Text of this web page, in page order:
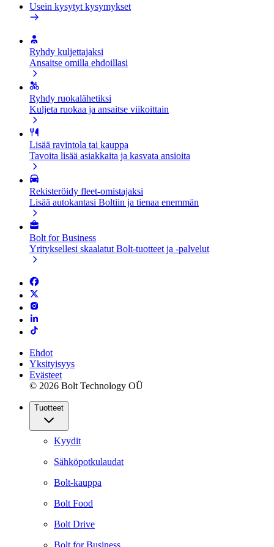
Usein kysytyt kysymykset
Ryhdy kuljettajaksi
Ansaitse omilla ehdoillasi
Ryhdy ruokalähetiksi
Kuljeta ruokaa ja ansaitse viikoittain
Lisää ravintola tai kauppa
Tavoita lisää asiakkaita ja kasvata ansioita
Rekisteröidy fleet-omistajaksi
Lisää autokantasi Boltiin ja tienaa enemmän
Bolt for Business
Yrityksellesi skaalatut Bolt-tuotteet ja -palvelut
Ehdot
Yksityisyys
Evästeet
© 2026 Bolt Technology OÜ
Tuotteet
Kyydit
Sähköpotkulaudat
Bolt-kauppa
Bolt Food
Bolt Drive
Bolt for Business